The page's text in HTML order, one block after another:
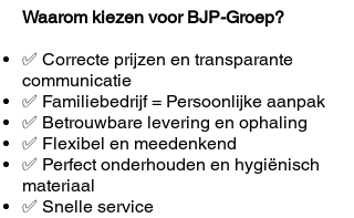
Waarom kiezen voor BJP-Groep?
✅ Correcte prijzen en transparante
communicatie
✅ Familiebedrijf = Persoonlijke aanpak
✅ Betrouwbare levering en ophaling
✅ Flexibel en meedenkend
✅ Perfect onderhouden en hygiënisch
materiaal
✅ Snelle service